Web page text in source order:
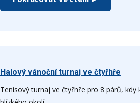
Halový vánoční turnaj ve čtyřhře
Tenisový turnaj ve čtyřhře pro 8 párů, kdy